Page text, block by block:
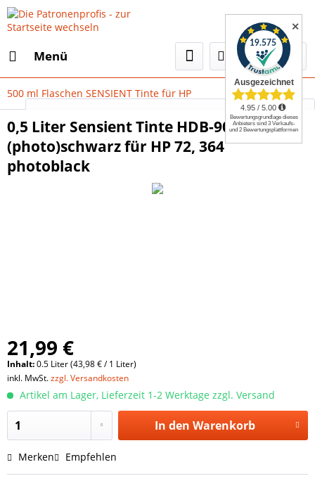
Menü
Select Language▼
500 ml Flaschen SENSIENT Tinte für HP
0,5 Liter Sensient Tinte HDB-905
(photo)schwarz für HP 72, 364
photoblack
21,99 €
Inhalt:0.5 Liter (43,98 € / 1 Liter)
inkl. MwSt.zzgl. Versandkosten
Artikel am Lager, Lieferzeit 1-2 Werktage zzgl. Versand
In den Warenkorb
Merken Empfehlen
✕